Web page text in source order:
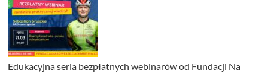
Edukacyjna seria bezpłatnych webinarów od Fundacji Na